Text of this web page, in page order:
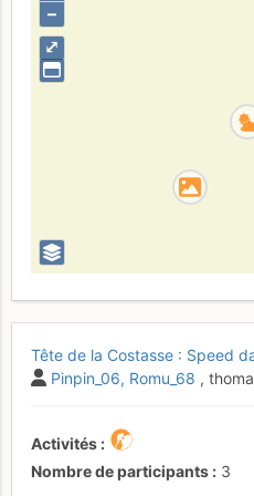
⤢
–
Tête de la Costasse : Speed
Pinpin_06 Romu_68 ,
Activités
Nombre de participants
3